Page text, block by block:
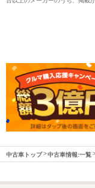
中古車トップ 中古車情報:一覧